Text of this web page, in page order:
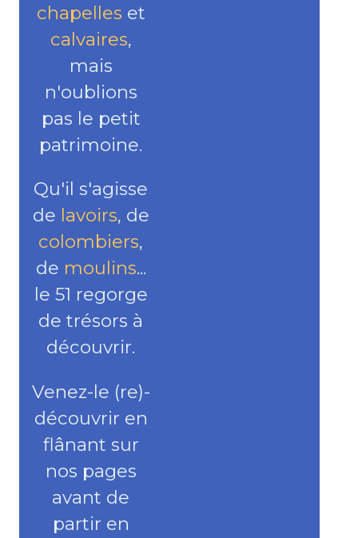
chapelles et
calvaires,
mais
n'oublions
pas le petit
patrimoine.
Qu'il s'agisse
de lavoirs, de
colombiers,
de moulins...
le 51 regorge
de trésors à
découvrir.
Venez-le (re)-
découvrir en
flânant sur
nos pages
avant de
partir en